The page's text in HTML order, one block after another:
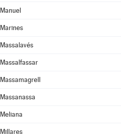
Manuel
Marines
Massalavés
Massalfassar
Massamagrell
Massanassa
Meliana
Millares